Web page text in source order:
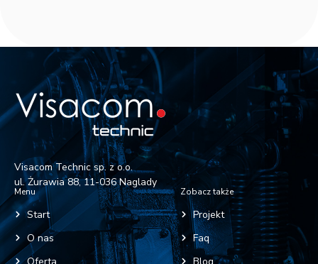
Visacom Technic sp. z o.o.
ul. Żurawia 88, 11-036 Naglady
Menu
Start
O nas
Oferta
Zobacz także
Projekt
Faq
Blog